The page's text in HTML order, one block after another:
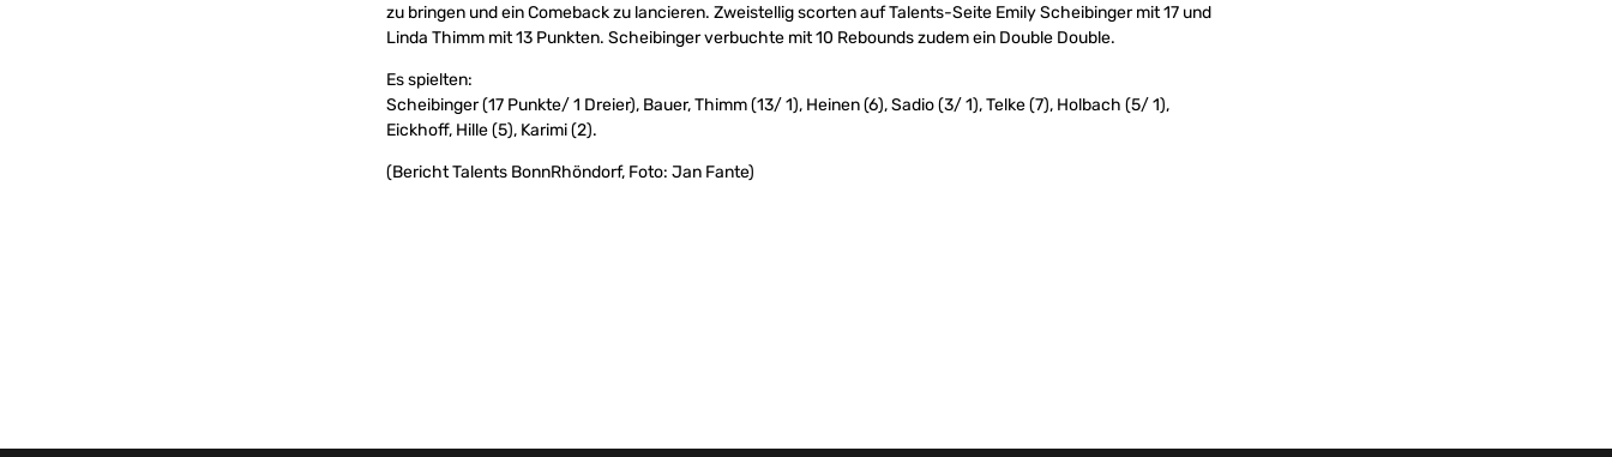
zu bringen und ein Comeback zu lancieren. Zweistellig scorten auf Talents-Seite Emily Scheibinger mit 17 und
Linda Thimm mit 13 Punkten. Scheibinger verbuchte mit 10 Rebounds zudem ein Double Double.
Es spielten:
Scheibinger (17 Punkte/ 1 Dreier), Bauer, Thimm (13/ 1), Heinen (6), Sadio (3/ 1), Telke (7), Holbach (5/ 1),
Eickhoff, Hille (5), Karimi (2).
(Bericht Talents BonnRhöndorf, Foto: Jan Fante)